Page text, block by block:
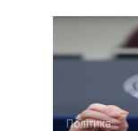
Політика